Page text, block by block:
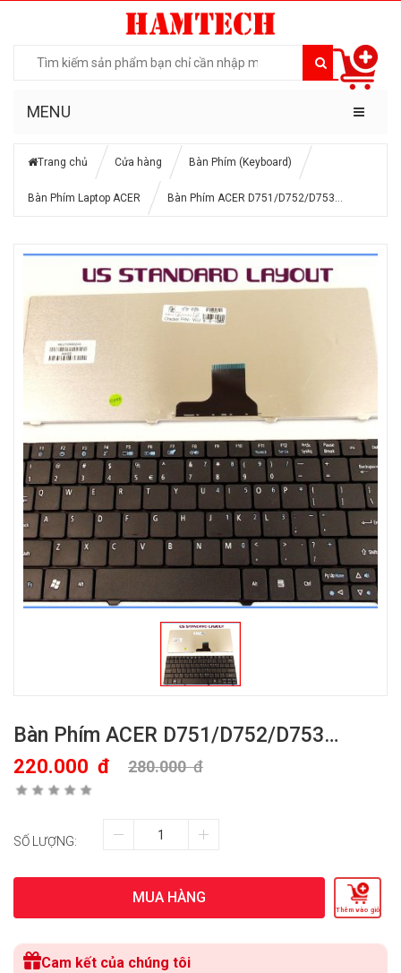
MENU
Trang chủ Cửa hàng Bàn Phím (Keyboard)
Bàn Phím Laptop ACER Bàn Phím ACER D751/D752/D753…
Bàn Phím ACER D751/D752/D753…
220.000 đ 280.000đ
SỐ LƯỢNG:
MUA HÀNG
Thêm vào giỏ
Cam kết của chúng tôi